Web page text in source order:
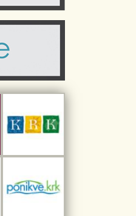
Frankopana
baštine